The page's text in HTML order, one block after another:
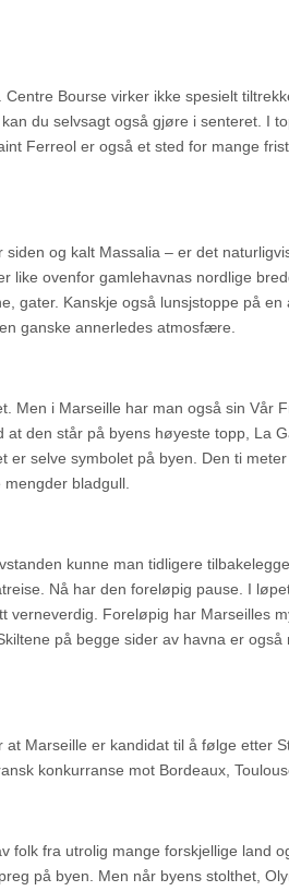
Bourse virker ikke spesielt
du selvsagt også gjøre i senteret. I
Ferreol er også et sted for mange
og kalt Massalia – er det
like ovenfor gamlehavnas nordlige
gater. Kanskje også lunsjstoppe på en
ganske annerledes atmosfære.
Men i Marseille har man også sin Vår
den står på byens høyeste topp, La
er selve symbolet på byen. Den ti
bladgull.
kunne man tidligere
Nå har den foreløpig pause. I
verneverdig. Foreløpig har Marseilles
på begge sider av havna er også
Marseille er kandidat til å følge etter
konkurranse mot Bordeaux,
folk fra utrolig mange forskjellige land
på byen. Men når byens stolthet,